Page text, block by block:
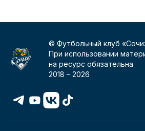
© Футбольный клуб
При использовании
на ресурс обязательна
2018 –2026